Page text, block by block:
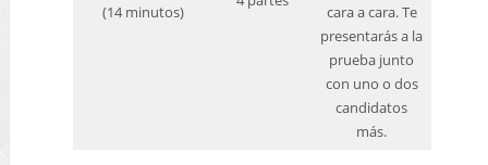
(14 minutos)
cara a cara. Te
presentarás a la
prueba junto
con uno o dos
candidatos
más.